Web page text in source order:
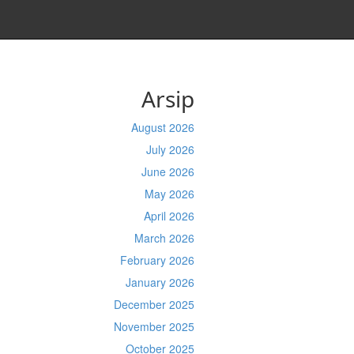
Arsip
August 2026
July 2026
June 2026
May 2026
April 2026
March 2026
February 2026
January 2026
December 2025
November 2025
October 2025